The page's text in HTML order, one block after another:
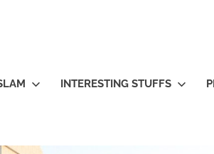
INTERESTING STUFFS